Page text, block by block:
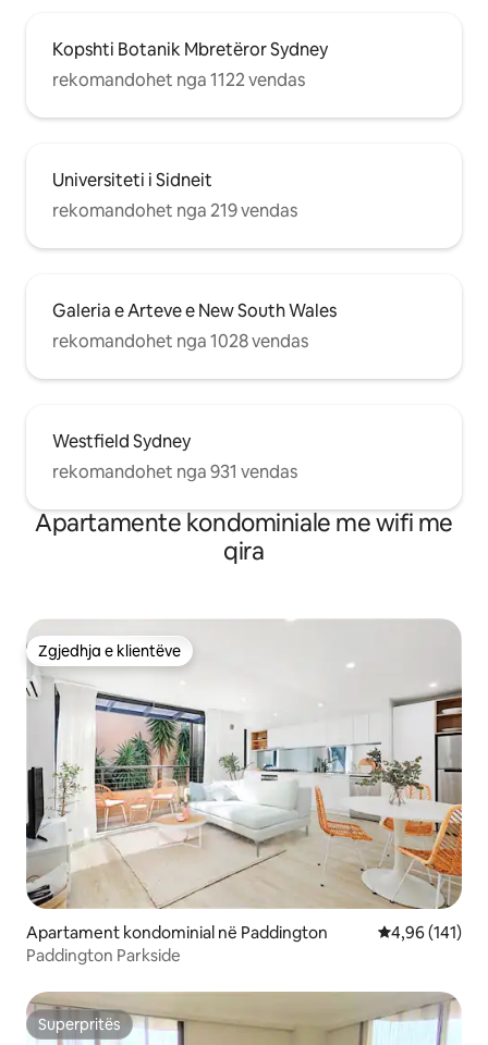
Kopshti Botanik Mbretëror Sydney
rekomandohet nga 1122 vendas
Universiteti i Sidneit
rekomandohet nga 219 vendas
Galeria e Arteve e New South Wales
rekomandohet nga 1028 vendas
Westfield Sydney
rekomandohet nga 931 vendas
Apartamente kondominiale me wifi me
qira
Zgjedhja e klientëve
Zgjedhja e klientëve
Apartament kondominial në Paddington Vlerësimi
4,96 (141)
Paddington Parkside
Superpritës
Superpritës